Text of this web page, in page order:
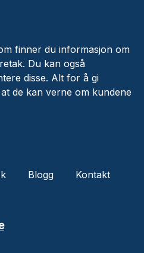
finner du informasjon om
Du kan også
disse. Alt for å gi
de kan verne om kundene
Blogg
Kontakt